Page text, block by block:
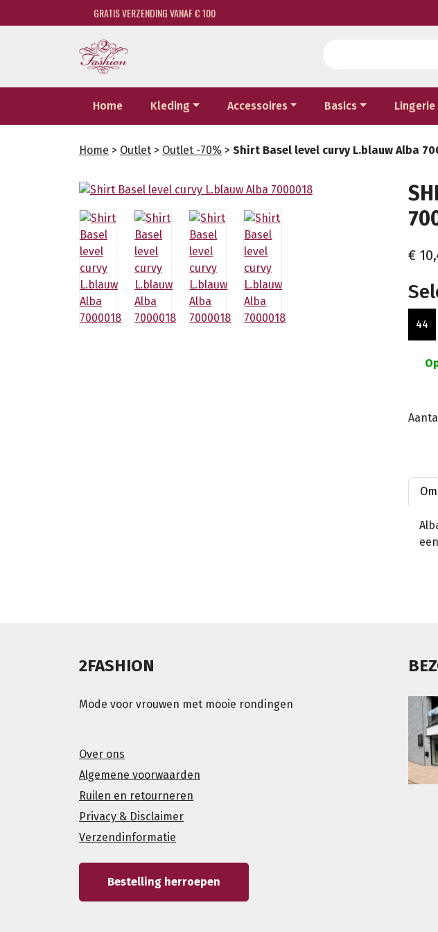
GRATIS VERZENDING VANAF € 100
Home Kleding Accessoires Basics Lingerie
Home > Outlet > Outlet -70% > Shirt Basel level curvy L.blauw Alba
€
44
2FASHION
Mode voor vrouwen met mooie rondingen
Over ons
Algemene voorwaarden
Ruilen en retourneren
Privacy & Disclaimer
Verzendinformatie
Bestelling herroepen